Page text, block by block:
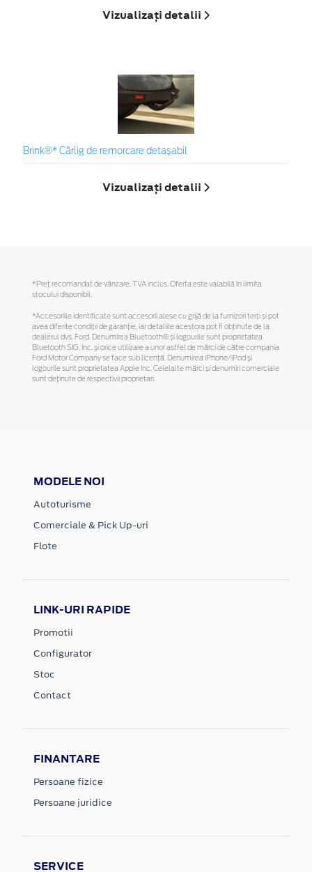
Vizualizați detalii
Brink®* Cârlig de remorcare detașabil
Vizualizați detalii
*Preţ recomandat de vânzare, TVA inclus. Oferta este valabilă în limita
stocului disponibil.
*Accesoriile identificate sunt accesorii alese cu grijă de la furnizori terți și pot
avea diferite condiții de garanție, iar detaliile acestora pot fi obținute de la
dealerul dvs. Ford. Denumirea Bluetooth® și logourile sunt proprietatea
Bluetooth SIG, Inc. și orice utilizare a unor astfel de mărci de către compania
Ford Motor Company se face sub licență. Denumirea iPhone/iPod și
logourile sunt proprietatea Apple Inc. Celelalte mărci și denumiri comerciale
sunt deținute de respectivii proprietari.
MODELE NOI
Autoturisme
Comerciale & Pick Up-uri
Flote
LINK-URI RAPIDE
Promotii
Configurator
Stoc
Contact
FINANTARE
Persoane fizice
Persoane juridice
SERVICE